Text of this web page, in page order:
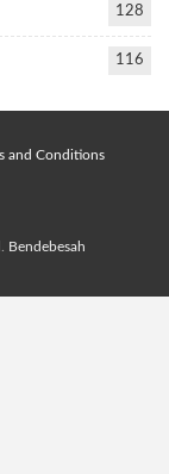
128
116
and Conditions
Bendebesah